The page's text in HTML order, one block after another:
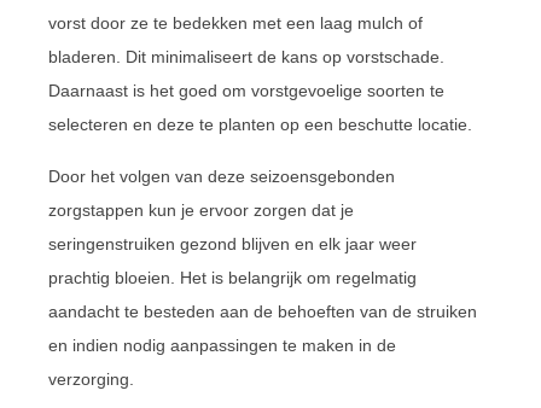
vorst door ze te bedekken met een laag mulch of
bladeren. Dit minimaliseert de kans op vorstschade.
Daarnaast is het goed om vorstgevoelige soorten te
selecteren en deze te planten op een beschutte locatie.
Door het volgen van deze seizoensgebonden
zorgstappen kun je ervoor zorgen dat je
seringenstruiken gezond blijven en elk jaar weer
prachtig bloeien. Het is belangrijk om regelmatig
aandacht te besteden aan de behoeften van de struiken
en indien nodig aanpassingen te maken in de
verzorging.